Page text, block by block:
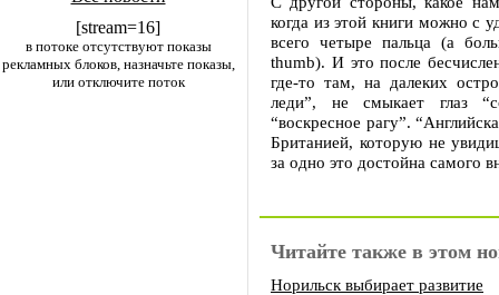
[stream=16]
в потоке отсутствуют показы
рекламных блоков, назначьте показы,
или отключите поток
когда из этой книги можно с
всего четыре пальца (а
thumb). И это после
где-то там, на далеких
леди”, не смыкает глаз
“воскресное рагу”.
Британией, которую не
за одно это достойна самого
Читайте также в этом
Норильск выбирает развитие